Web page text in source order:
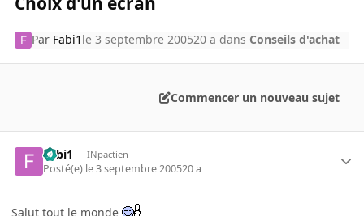
Par Fabi1 le 3 septembre 200520 a dans Conseils d'achat
Commencer un nouveau sujet
Fabi1 INpactien
Posté(e) le 3 septembre 200520 a
Salut tout le monde